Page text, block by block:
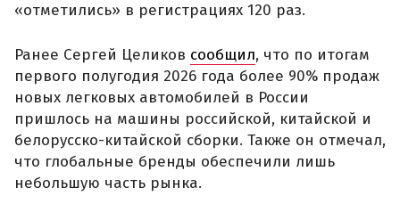
«отметились» в регистрациях 120 раз.
Ранее Сергей Целиков сообщил, что по итогам
первого полугодия 2026 года более 90% продаж
новых легковых автомобилей в России
пришлось на машины российской, китайской и
белорусско-китайской сборки. Также он отмечал,
что глобальные бренды обеспечили лишь
небольшую часть рынка.